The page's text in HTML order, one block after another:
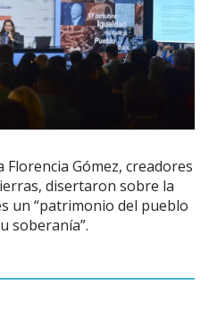
Gómez, creadores
disertaron sobre la
un “patrimonio del pueblo
soberanía”.